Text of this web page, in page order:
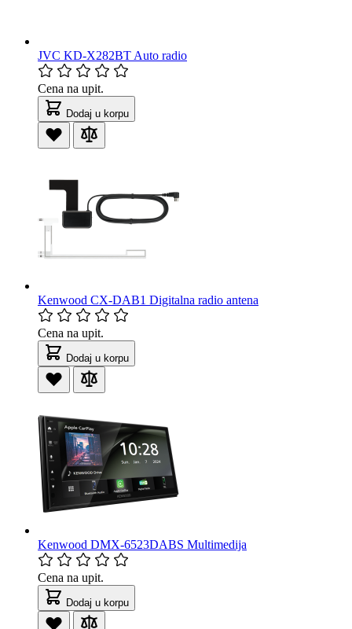
JVC KD-X282BT Auto radio
Cena na upit.
Dodaj u korpu
Kenwood CX-DAB1 Digitalna radio antena
Cena na upit.
Dodaj u korpu
Kenwood DMX-6523DABS Multimedija
Cena na upit.
Dodaj u korpu